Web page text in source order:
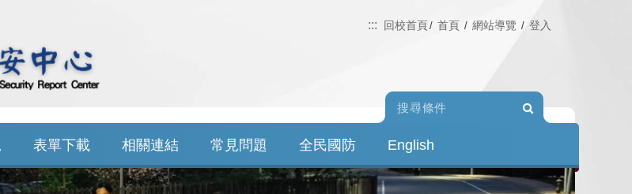
::: 回校首頁 首頁 網站導覽 登入
表單下載 相關連結 常見問題 全民國防 English